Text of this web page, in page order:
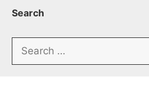
Search
Search